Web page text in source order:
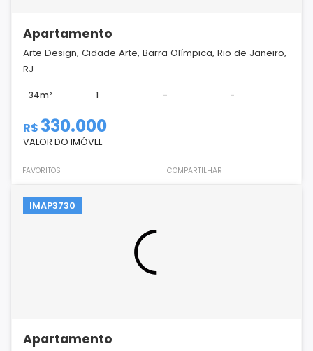
Apartamento
Arte Design, Cidade Arte, Barra Olímpica, Rio de Janeiro,
RJ
34m² 1 - -
R$ 330.000
VALOR DO IMÓVEL
FAVORITOS COMPARTILHAR
IMAP3730
Apartamento